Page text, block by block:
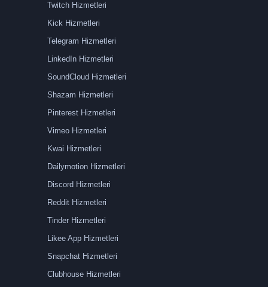
Twitch Hizmetleri
Kick Hizmetleri
Telegram Hizmetleri
LinkedIn Hizmetleri
SoundCloud Hizmetleri
Shazam Hizmetleri
Pinterest Hizmetleri
Vimeo Hizmetleri
Kwai Hizmetleri
Dailymotion Hizmetleri
Discord Hizmetleri
Reddit Hizmetleri
Tinder Hizmetleri
Likee App Hizmetleri
Snapchat Hizmetleri
Clubhouse Hizmetleri